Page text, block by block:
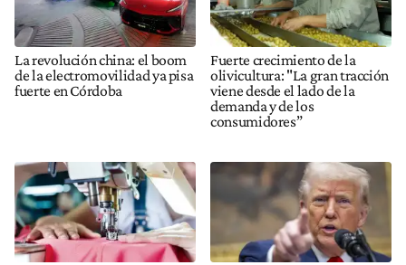
La revolución china: el boom
de la electromovilidad ya pisa
fuerte en Córdoba
Fuerte crecimiento de la
olivicultura: "La gran tracción
viene desde el lado de la
demanda y de los
consumidores”